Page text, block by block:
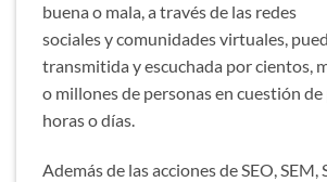
buena o mala, a través de las redes
sociales y comunidades virtuales,
transmitida y escuchada por cientos,
o millones de personas en cuestión
horas o días.
Además de las acciones de SEO,